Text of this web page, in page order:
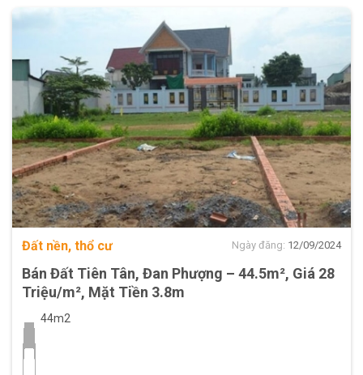
Đất nền, thổ cư Ngày đăng: 12/09/2024
Bán Đất Tiên Tân, Đan Phượng – 44.5m², Giá 28
Triệu/m², Mặt Tiền 3.8m
44m2